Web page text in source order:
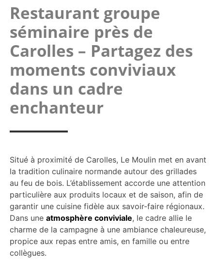
Restaurant groupe
séminaire près de
Carolles – Partagez des
moments conviviaux
dans un cadre
enchanteur
Situé à proximité de Carolles, Le Moulin met en avant
la tradition culinaire normande autour des grillades
au feu de bois. L’établissement accorde une attention
particulière aux produits locaux et de saison, afin de
garantir une cuisine fidèle aux savoir-faire régionaux.
Dans une atmosphère conviviale, le cadre allie le
charme de la campagne à une ambiance chaleureuse,
propice aux repas entre amis, en famille ou entre
collègues.